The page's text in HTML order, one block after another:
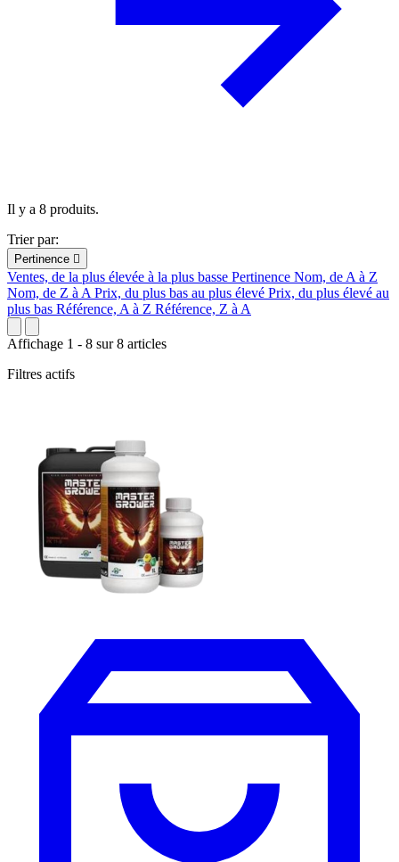
Il y a 8 produits.
Trier par:
Pertinence 
Ventes, de la plus élevée à la plus basse Pertinence Nom, de A à Z
Nom, de Z à A Prix, du plus bas au plus élevé Prix, du plus élevé au
plus bas Référence, A à Z Référence, Z à A
Affichage 1 - 8 sur 8 articles
Filtres actifs